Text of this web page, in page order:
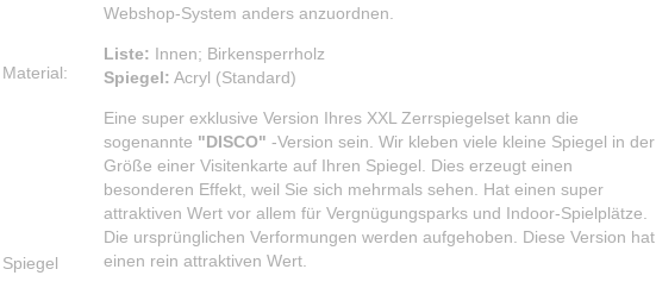
Webshop-System anders anzuordnen.
Material:
Liste: Innen; Birkensperrholz
Spiegel: Acryl (Standard)
Spiegel
Eine super exklusive Version Ihres XXL Zerrspiegelset kann die
sogenannte "DISCO" -Version sein. Wir kleben viele kleine Spiegel in der
Größe einer Visitenkarte auf Ihren Spiegel. Dies erzeugt einen
besonderen Effekt, weil Sie sich mehrmals sehen. Hat einen super
attraktiven Wert vor allem für Vergnügungsparks und Indoor-Spielplätze.
Die ursprünglichen Verformungen werden aufgehoben. Diese Version hat
einen rein attraktiven Wert.